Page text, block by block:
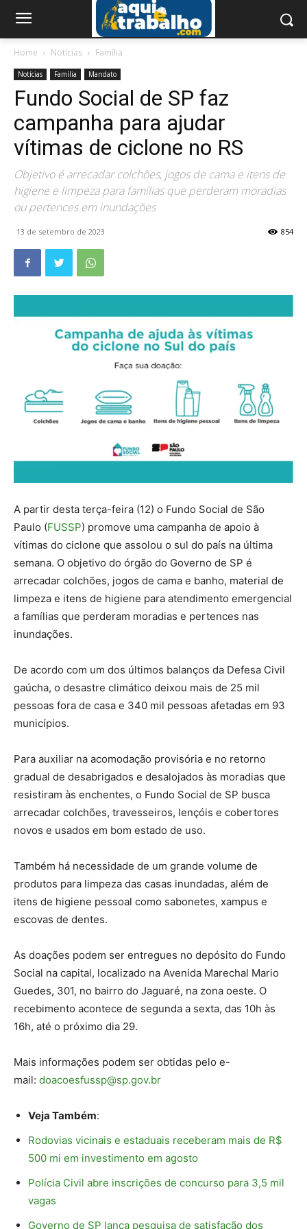
Home Notícias Família
Notícias Família Mandato
Fundo Social de SP faz
campanha para ajudar
vítimas de ciclone no RS
Objetivo é arrecadar colchões, jogos de cama e itens de
higiene e limpeza para famílias que perderam moradias
ou pertences em inundações
13 de setembro de 2023 854
A partir desta terça-feira (12) o Fundo Social de São
Paulo (FUSSP) promove uma campanha de apoio à
vítimas do ciclone que assolou o sul do país na última
semana. O objetivo do órgão do Governo de SP é
arrecadar colchões, jogos de cama e banho, material de
limpeza e itens de higiene para atendimento emergencial
a famílias que perderam moradias e pertences nas
inundações.
De acordo com um dos últimos balanços da Defesa Civil
gaúcha, o desastre climático deixou mais de 25 mil
pessoas fora de casa e 340 mil pessoas afetadas em 93
municípios.
Para auxiliar na acomodação provisória e no retorno
gradual de desabrigados e desalojados às moradias que
resistiram às enchentes, o Fundo Social de SP busca
arrecadar colchões, travesseiros, lençóis e cobertores
novos e usados em bom estado de uso.
Também há necessidade de um grande volume de
produtos para limpeza das casas inundadas, além de
itens de higiene pessoal como sabonetes, xampus e
escovas de dentes.
As doações podem ser entregues no depósito do Fundo
Social na capital, localizado na Avenida Marechal Mario
Guedes, 301, no bairro do Jaguaré, na zona oeste. O
recebimento acontece de segunda a sexta, das 10h às
16h, até o próximo dia 29.
Mais informações podem ser obtidas pelo e-
mail: doacoesfussp@sp.gov.br
Veja Também:
Rodovias vicinais e estaduais receberam mais de R$
500 mi em investimento em agosto
Polícia Civil abre inscrições de concurso para 3,5 mil
vagas
Governo de SP lança pesquisa de satisfação dos